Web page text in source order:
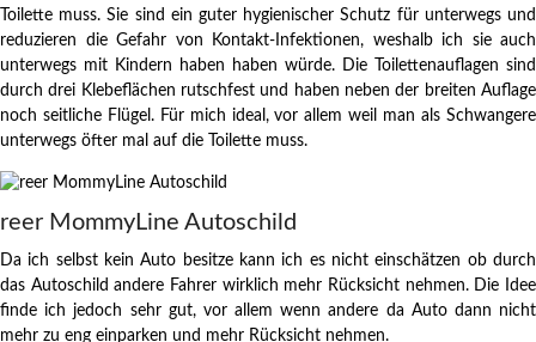
Toilette muss. Sie sind ein guter hygienischer Schutz für unterwegs und
reduzieren die Gefahr von Kontakt-Infektionen, weshalb ich sie auch
unterwegs mit Kindern haben haben würde. Die Toilettenauflagen sind
durch drei Klebeflächen rutschfest und haben neben der breiten Auflage
noch seitliche Flügel. Für mich ideal, vor allem weil man als Schwangere
unterwegs öfter mal auf die Toilette muss.
reer MommyLine Autoschild
Da ich selbst kein Auto besitze kann ich es nicht einschätzen ob durch
das Autoschild andere Fahrer wirklich mehr Rücksicht nehmen. Die Idee
finde ich jedoch sehr gut, vor allem wenn andere da Auto dann nicht
mehr zu eng einparken und mehr Rücksicht nehmen.